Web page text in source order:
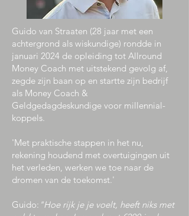
Guido van Straaten (28 jaar met een
achtergrond als wiskundige) rondde in
januari 2024 de opleiding tot Allround
Money Coach met uitstekend gevolg af,
zegde zijn baan op en startte zijn bedrijf
als Money Coach &
Geldgedagdeskundige voor millennial-
koppels.
'Met praktische stappen in het nu,
rekening houdend met overtuigingen uit
het verleden, werken we toe naar de
dromen van de toekomst.'
Guido: "Hoe rijk je je voelt, heeft niks met